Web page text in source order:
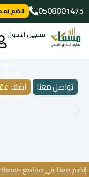
تخطي
إلى
المحتوى
0508001475
انضم
تسجيل الدخول
تواصل معنا اضف
معنا في مجتمع مسعاك ع